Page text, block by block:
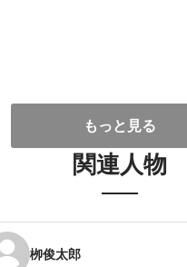
もっと見る
関連人物
栁俊太郎